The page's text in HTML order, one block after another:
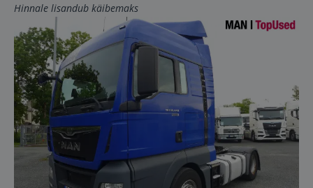
Uudised
MAN Truck & Bus Eesti
MAN Topused Euroopa
Töökojad
Kontakt
Hinnale lisandub käibemaks